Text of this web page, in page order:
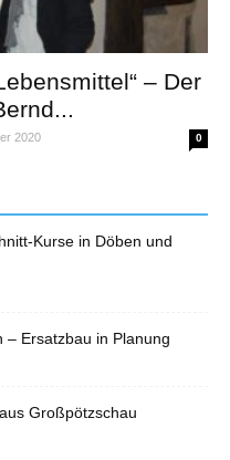
– Der
2020 0
Kurse in Döben und
Ersatzbau in Planung
Großpötzschau